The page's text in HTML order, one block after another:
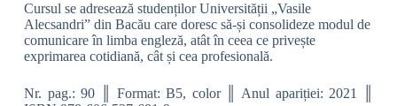
Cursul se adresează studenților Universității „Vasile
Alecsandri” din Bacău care doresc să-și consolideze modul de
comunicare în limba engleză, atât în ceea ce privește
exprimarea cotidiană, cât și cea profesională.
Nr. pag.: 90 ║ Format: B5, color ║ Anul apariției: 2021 ║